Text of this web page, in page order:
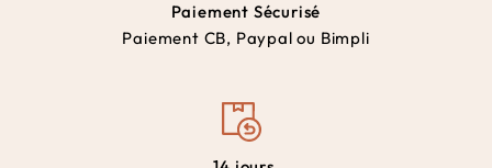
Paiement Sécurisé
Paiement CB, Paypal ou Bimpli